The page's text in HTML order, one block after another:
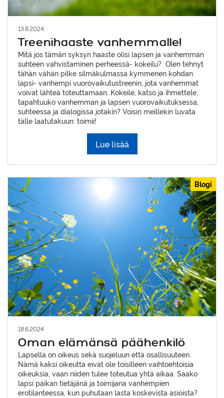
13.8.2024
Treenihaaste vanhemmalle!
Mitä jos tämän syksyn haaste olisi lapsen ja vanhemman
suhteen vahvistaminen perheessä- kokeilu? Olen tehnyt
tähän vähän pilke silmäkulmassa kymmenen kohdan
lapsi- vanhempi vuorovaikutustreenin, jota vanhemmat
voivat lähteä toteuttamaan. Kokeile, katso ja ihmettele,
tapahtuuko vanhemman ja lapsen vuorovaikutuksessa,
suhteessa ja dialogissa jotakin? Voisin meillekin luvata
tälle laatutakuun: toimii!
Lue lisää
Blogi
18.6.2024
Oman elämänsä päähenkilö
Lapsella on oikeus sekä suojeluun että osallisuuteen.
Nämä kaksi oikeutta eivät ole toisilleen vaihtoehtoisia
oikeuksia, vaan niiden tulee toteutua yhtä aikaa. Saako
lapsi paikan tietäjänä ja toimijana vanhempien
erotilanteessa, kun puhutaan lasta koskevista asioista?